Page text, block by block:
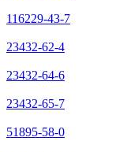
116229-43-7
23432-62-4
23432-64-6
23432-65-7
51895-58-0